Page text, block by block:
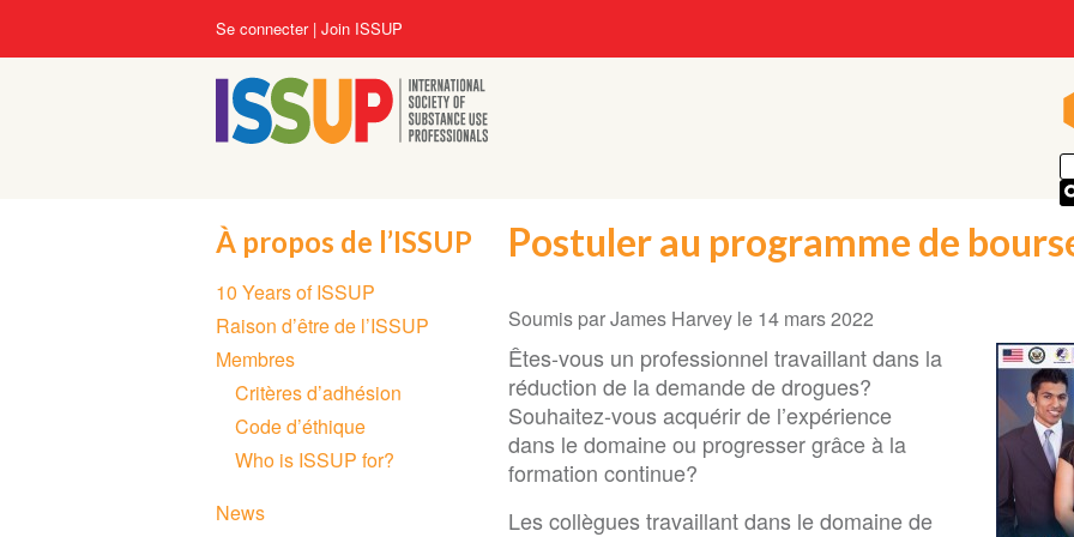
User
account
menu
Se connecter Join ISSUP
Postuler au programme de
Soumis parJames Harvey le 14 mars 2022
Êtes-vous un professionnel travaillant dans la
réduction de la demande de drogues?
Souhaitez-vous acquérir de l’expérience
dans le domaine ou progresser grâce à la
formation continue?
Les collègues travaillant dans le domaine de
À propos de l’ISSUP
Section
navigation
10 Years of ISSUP
Raison d’être de l’ISSUP
Membres
Critères d’adhésion
Code d’éthique
Who is ISSUP for?
News